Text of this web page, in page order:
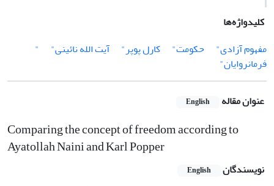
کلیدواژه‌ها
مفهوم آزادی"
حکومت" کارل پوپر" آیت الله نائینی"
"
فرمانروایان"
عنوان مقاله English
Comparing the concept of freedom according to
Ayatollah Naini and Karl Popper
نویسندگان English